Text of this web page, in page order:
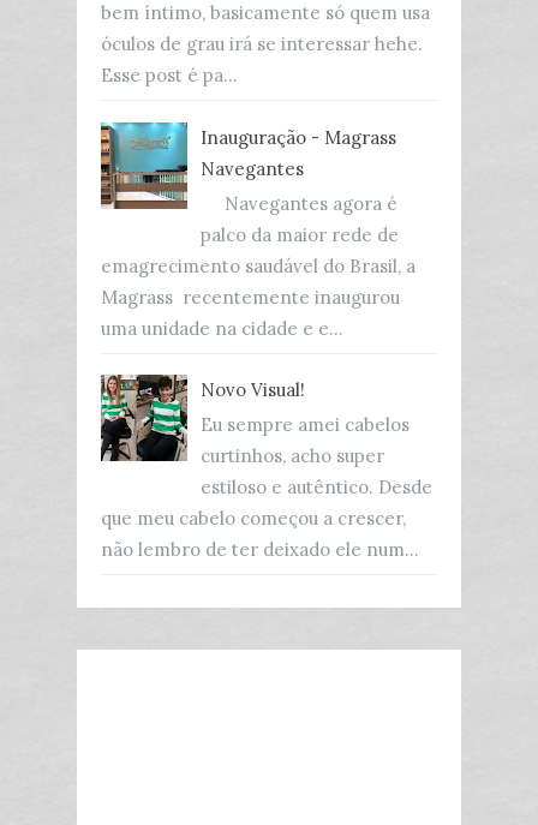
bem íntimo, basicamente só quem usa
óculos de grau irá se interessar hehe.
Esse post é pa...
Inauguração - Magrass
Navegantes
Navegantes agora é
palco da maior rede de
emagrecimento saudável do Brasil, a
Magrass recentemente inaugurou
uma unidade na cidade e e...
Novo Visual!
Eu sempre amei cabelos
curtinhos, acho super
estiloso e autêntico. Desde
que meu cabelo começou a crescer,
não lembro de ter deixado ele num...